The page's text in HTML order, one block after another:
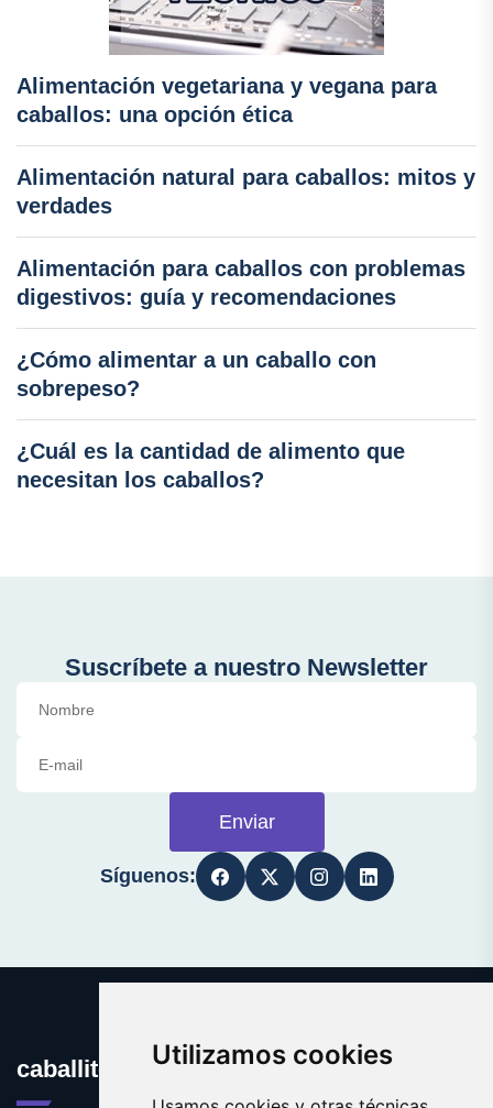
Utilizamos cookies
Alimentación vegetariana y vegana para
caballos: una opción ética
Alimentación natural para caballos: mitos y
verdades
Alimentación para caballos con problemas
digestivos: guía y recomendaciones
¿Cómo alimentar a un caballo con
sobrepeso?
¿Cuál es la cantidad de alimento que
necesitan los caballos?
Suscríbete a nuestro Newsletter
Enviar
Síguenos:
caballito.es